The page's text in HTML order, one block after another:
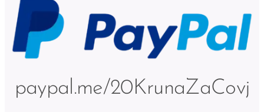
paypal.me/20KrunaZaCovj